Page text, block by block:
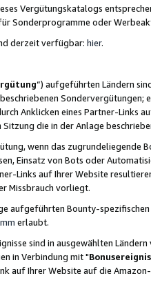
Vergütungskatalogs
Sonderprogramme oder
derzeit verfügbar: hier.
“) aufgeführten Ländern
Sondervergütungen;
Anklicken eines Partner-
Sitzung die in der Anlage
wenn das zugrundeliegende
Einsatz von Bots oder
Links auf Ihrer Website
Missbrauch vorliegt.
aufgeführten Bounty-
erlaubt.
sind in ausgewählten
in Verbindung mit "
auf Ihrer Website auf die